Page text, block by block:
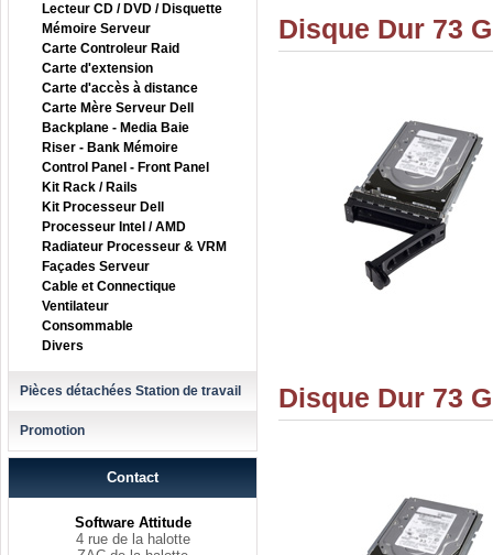
Lecteur CD / DVD / Disquette
Mémoire Serveur
Carte Controleur Raid
Carte d'extension
Carte d'accès à distance
Carte Mère Serveur Dell
Backplane - Media Baie
Riser - Bank Mémoire
Control Panel - Front Panel
Kit Rack / Rails
Kit Processeur Dell
Processeur Intel / AMD
Radiateur Processeur & VRM
Façades Serveur
Cable et Connectique
Ventilateur
Consommable
Divers
Pièces détachées Station de travail
Promotion
Contact
Software Attitude
4 rue de la halotte
Disque Dur 73
Disque Dur 73